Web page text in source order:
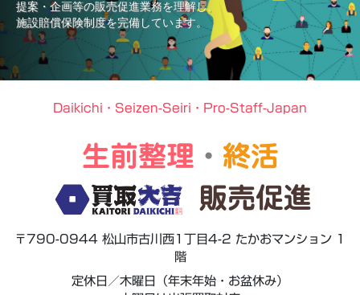
提案・企画等の販売促進業務を理解し、
施設賠償保険制度を完備しています。
Daikichi・Seizen-Seiri・Pro-Staff-Japan
生前整理 ・ 終活
販売促進
〒790-0944 松山市古川西1丁目4-2 たかおマンション 1
階
定休日／木曜日（年末年始・お盆休み）